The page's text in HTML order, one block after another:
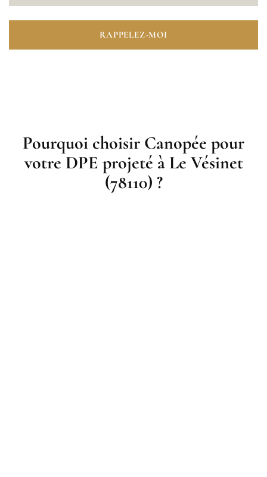
RAPPELEZ-MOI
Pourquoi choisir Canopée pour
votre DPE projeté à Le Vésinet
(78110) ?